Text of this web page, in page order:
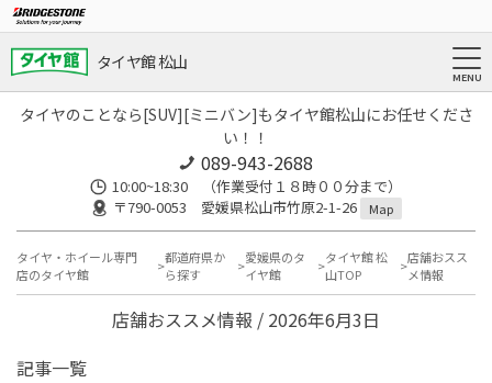
タイヤ館 松山
タイヤのことなら[SUV][ミニバン]もタイヤ館松山にお任せくださ
い！！
089-943-2688
10:00~18:30 （作業受付１８時００分まで）
〒790-0053 愛媛県松山市竹原2-1-26
Map
タイヤ・ホイール専門
店のタイヤ館
都道府県か
ら探す
愛媛県のタ
イヤ館
タイヤ館 松
山TOP
店舗おスス
メ情報
店舗おススメ情報 / 2026年6月3日
記事一覧